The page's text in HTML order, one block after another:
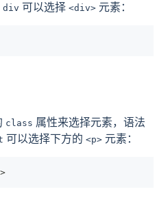
div 可以选择 <div> 元素：
class 属性来选择元素，语法
可以选择下方的 <p> 元素：
>